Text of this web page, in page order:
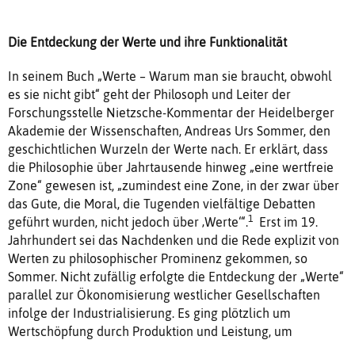
Die Entdeckung der Werte und ihre Funktionalität
In seinem Buch „Werte – Warum man sie braucht, obwohl
es sie nicht gibt“ geht der Philosoph und Leiter der
Forschungsstelle Nietzsche-Kommentar der Heidelberger
Akademie der Wissenschaften, Andreas Urs Sommer, den
geschichtlichen Wurzeln der Werte nach. Er erklärt, dass
die Philosophie über Jahrtausende hinweg „eine wertfreie
Zone“ gewesen ist, „zumindest eine Zone, in der zwar über
das Gute, die Moral, die Tugenden vielfältige Debatten
geführt wurden, nicht jedoch über ‚Werte‘“.1
Erst im 19.
Jahrhundert sei das Nachdenken und die Rede explizit von
Werten zu philosophischer Prominenz gekommen, so
Sommer. Nicht zufällig erfolgte die Entdeckung der „Werte“
parallel zur Ökonomisierung westlicher Gesellschaften
infolge der Industrialisierung. Es ging plötzlich um
Wertschöpfung durch Produktion und Leistung, um